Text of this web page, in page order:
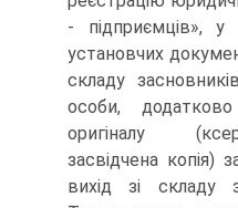
- підприємців»,
установчих
складу
особи,
оригіналу
засвідчена копія)
вихід зі складу